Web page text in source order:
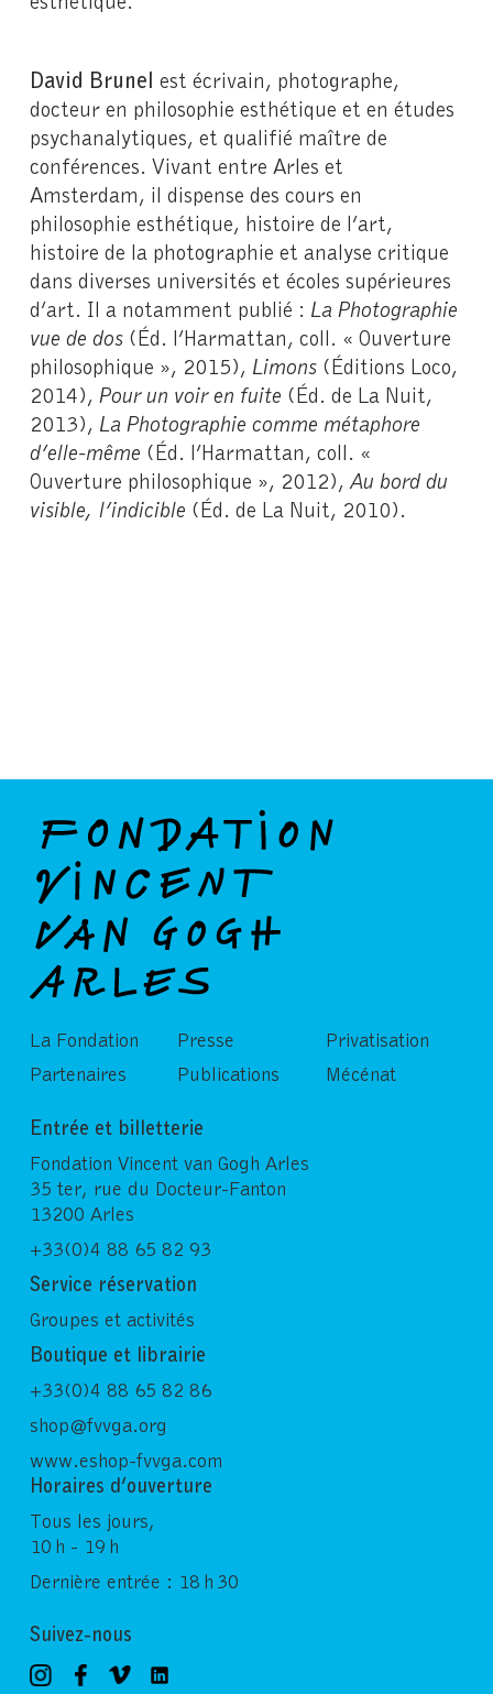
David Brunel est écrivain, photographe,
docteur en philosophie esthétique et en études
psychanalytiques, et qualifié maître de
conférences. Vivant entre Arles et
Amsterdam, il dispense des cours en
philosophie esthétique, histoire de l’art,
histoire de la photographie et analyse critique
dans diverses universités et écoles supérieures
d’art. Il a notamment publié : La Photographie
vue de dos (Éd. l’Harmattan, coll. « Ouverture
philosophique », 2015), Limons (Éditions Loco,
2014), Pour un voir en fuite (Éd. de La Nuit,
2013), La Photographie comme métaphore
d’elle-même (Éd. l’Harmattan, coll. «
Ouverture philosophique », 2012), Au bord du
visible, l’indicible (Éd. de La Nuit, 2010).
La Fondation
Partenaires
Presse
Publications
Privatisation
Mécénat
Entrée et billetterie
Fondation Vincent van Gogh Arles
35 ter, rue du Docteur-Fanton
13200 Arles
+33(0)4 88 65 82 93
Service réservation
Groupes et activités
Boutique et librairie
+33(0)4 88 65 82 86
shop@fvvga.org
www.eshop-fvvga.com
Horaires d’ouverture
Tous les jours,
10 h - 19 h
Dernière entrée : 18 h 30
Suivez-nous